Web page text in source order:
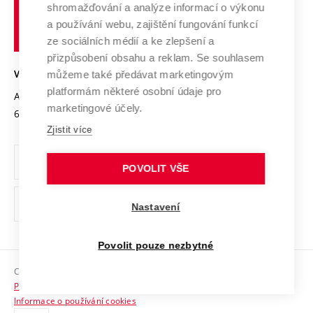
Transfer znalostí
Open Science
Projekty
Projekty ze strukturálních fondů
Specifický výzkum
Služby univerzity
Mezinárodní dohody
Univerzitní sítě
Udržitelná univerzita
Podnikavá univerzita / ContriBUTe
Bezpečná univerzita
Vyznamenání
Organizační struktura
Ochrana osobních údajů
odkaz)
Sociální bezpečí
HR Award
učení
technické
VYSOKÉ UČENÍ TECHNICKÉ V BRNĚ
Antonínská 548/1
602 00 Brno
www.vut.cz
vut@vutbr.cz
Copyright © 2026 VUT
Prohlášení o přístupnosti
Informace o používání cookies
shromažďování a analýze informací o výkonu
a používání webu, zajištění fungování funkcí
ze sociálních médií a ke zlepšení a
přizpůsobení obsahu a reklam. Se souhlasem
můžeme také předávat marketingovým
platformám některé osobní údaje pro
marketingové účely.
Zjistit více
POVOLIT VŠE
Nastavení
Povolit pouze nezbytné